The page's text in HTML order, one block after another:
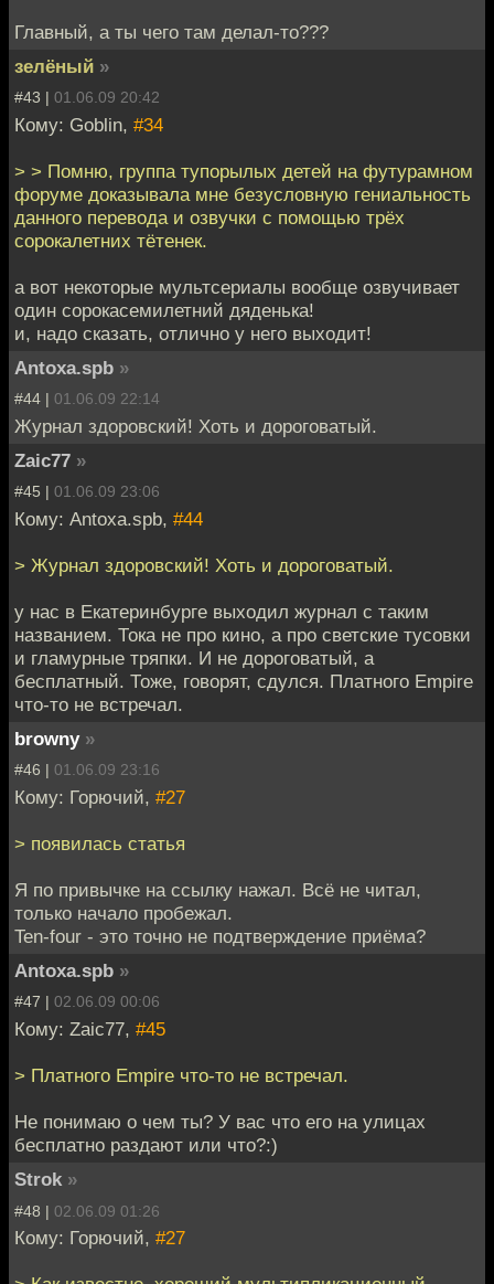
Главный, а ты чего там делал-то???
зелёный »
#43 | 01.06.09 20:42
Кому: Goblin, #34
> > Помню, группа тупорылых детей на футурамном
форуме доказывала мне безусловную гениальность
данного перевода и озвучки с помощью трёх
сорокалетних тётенек.
а вот некоторые мультсериалы вообще озвучивает
один сорокасемилетний дяденька!
и, надо сказать, отлично у него выходит!
Antoxa.spb »
#44 | 01.06.09 22:14
Журнал здоровский! Хоть и дороговатый.
Zaic77 »
#45 | 01.06.09 23:06
Кому: Antoxa.spb, #44
> Журнал здоровский! Хоть и дороговатый.
у нас в Екатеринбурге выходил журнал с таким
названием. Тока не про кино, а про светские тусовки
и гламурные тряпки. И не дороговатый, а
бесплатный. Тоже, говорят, сдулся. Платного Empire
что-то не встречал.
browny »
#46 | 01.06.09 23:16
Кому: Горючий, #27
> появилась статья
Я по привычке на ссылку нажал. Всё не читал,
только начало пробежал.
Ten-four - это точно не подтверждение приёма?
Antoxa.spb »
#47 | 02.06.09 00:06
Кому: Zaic77, #45
> Платного Empire что-то не встречал.
Не понимаю о чем ты? У вас что его на улицах
бесплатно раздают или что?:)
Strok »
#48 | 02.06.09 01:26
Кому: Горючий, #27